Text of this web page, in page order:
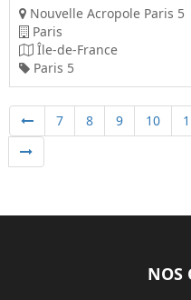
Nouvelle Acropole Paris 5
Paris
Île-de-France
Paris 5
7 8 9 10
NOS